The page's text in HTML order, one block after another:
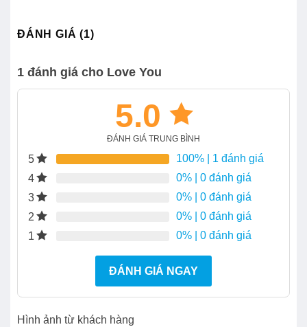
ĐÁNH GIÁ (1)
1 đánh giá cho Love You
5.0
ĐÁNH GIÁ TRUNG BÌNH
5 100% | 1 đánh giá
4
0% | 0 đánh giá
3
0% | 0 đánh giá
2
0% | 0 đánh giá
1
0% | 0 đánh giá
ĐÁNH GIÁ NGAY
Hình ảnh từ khách hàng